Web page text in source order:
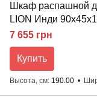
Шкаф распашной
LION Инди
7 655 грн
Купить
Высота, см 190.00